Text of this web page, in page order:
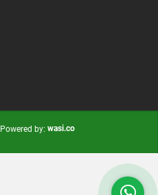
Powered by: wasi.co